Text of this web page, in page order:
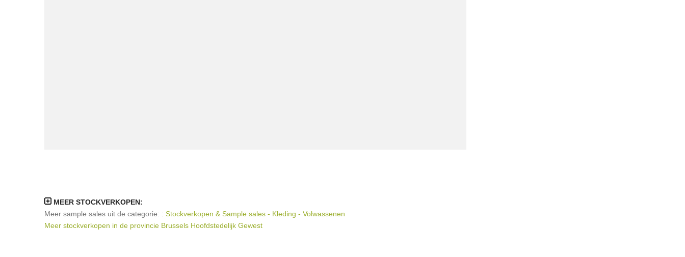
MEER STOCKVERKOPEN:
Meer sample sales uit de categorie: : Stockverkopen & Sample sales - Kleding - Volwassenen
Meer stockverkopen in de provincie Brussels Hoofdstedelijk Gewest